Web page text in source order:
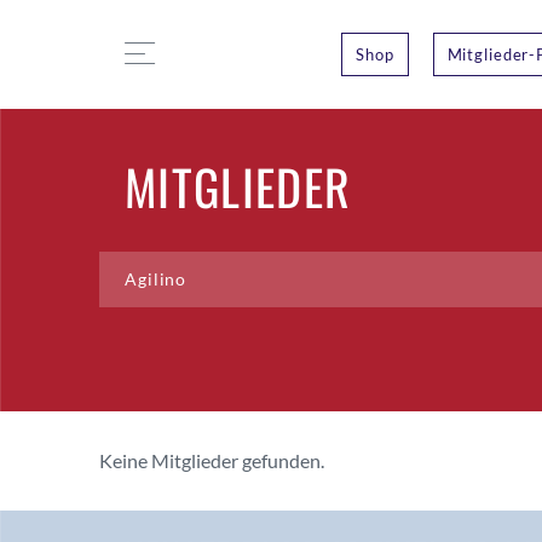
Shop Mitglieder-
MITGLIEDER
Keine Mitglieder gefunden.